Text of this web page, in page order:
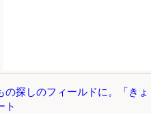
探しのフィールドに。「きょ
ト